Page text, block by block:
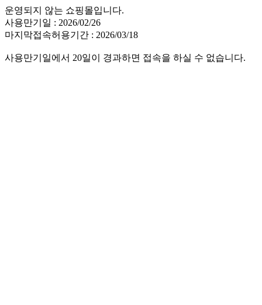
운영되지 않는 쇼핑몰입니다.
사용만기일 : 2026/02/26
마지막접속허용기간 : 2026/03/18
사용만기일에서 20일이 경과하면 접속을 하실 수 없습니다.